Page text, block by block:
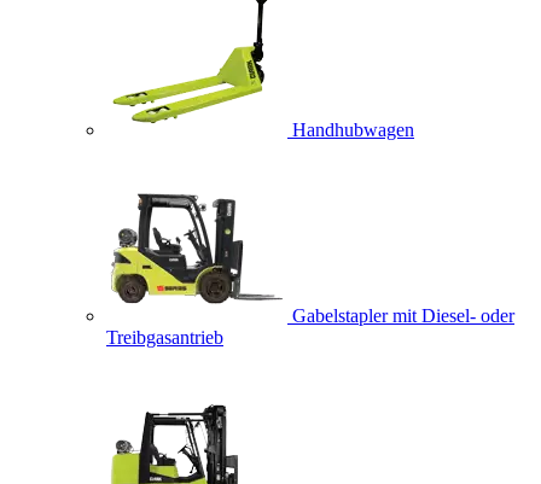
Handhubwagen
Gabelstapler mit Diesel- oder
Treibgasantrieb